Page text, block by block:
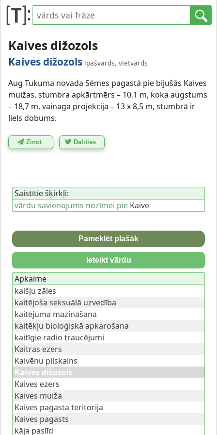
Kaives dižozols
Kaives dižozols īpašvārds, vietvārds
Aug Tukuma novada Sēmes pagastā pie bijušās Kaives
muižas, stumbra apkārtmērs – 10,1 m, koka augstums
– 18,7 m, vainaga projekcija – 13 x 8,5 m, stumbrā ir
liels dobums.
Ziņot Dalīties
Saistītie šķirkļi:
vārdu savienojums nozīmei pie Kaive
Pameklēt plašāk
Ieteikt vārdu
Apkaime
kaišļu zāles
kaitējoša seksuālā uzvedība
kaitējuma mazināšana
kaitēkļu bioloģiskā apkarošana
kaitīgie radio traucējumi
Kaitras ezers
Kaivēnu pilskalns
Kaives dižozols
Kaives ezers
Kaives muiža
Kaives pagasta teritorija
Kaives pagasts
kāja paslīd